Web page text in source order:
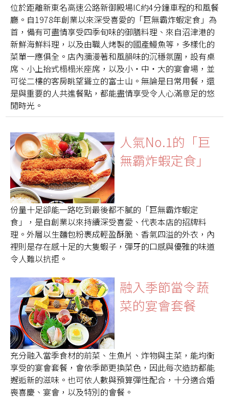
位於距離新東名高速公路新御殿場IC約4分鐘車程的和風餐
廳。自1978年創業以來深受喜愛的「巨無霸炸蝦定食」為
首，備有可盡情享受四季旬味的御膳料理、來自沼津港的
新鮮海鮮料理，以及由職人烤製的國產鰻魚等，多樣化的
菜單一應俱全。店內瀰漫著和風韻味的沉穩氛圍，設有桌
席、小上抬式榻榻米座席，以及小・中・大的宴會場，並
可從二樓的客房眺望聳立的富士山。無論是日常用餐，還
是與重要的人共進餐點，都能盡情享受令人心滿意足的悠
閒時光。
人氣No.1的「巨
無霸炸蝦定食」
份量十足卻能一路吃到最後都不膩的「巨無霸炸蝦定
食」，是自創業以來持續深受喜愛、代表本店的招牌料
理。外層以生麵包粉裹成輕盈酥脆、香氣四溢的外衣，內
裡則是存在感十足的大隻蝦子，彈牙的口感與優雅的味道
令人難以抗拒。
融入季節當令蔬
菜的宴會套餐
充分融入當季食材的前菜、生魚片、炸物與主菜，能均衡
享受的宴會套餐，會依季節更換菜色，因此每次造訪都能
邂逅新的滋味。也可依人數與預算彈性配合，十分適合婚
喪喜慶、宴會，以及特別的會餐。